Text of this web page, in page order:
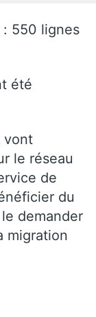
: 550 lignes
été
vont
le réseau
de
du
demander
migration